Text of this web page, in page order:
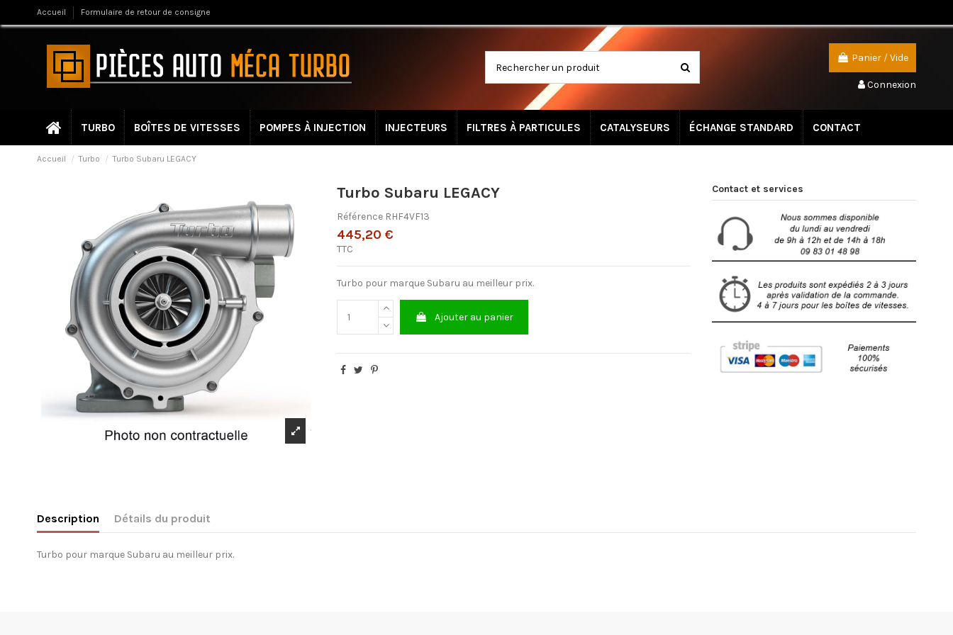
Accueil Formulaire de retour de consigne
Panier /Vide
Connexion
TURBO BOÎTES DE VITESSES POMPES À INJECTION INJECTEURS FILTRES À PARTICULES CATALYSEURS ÉCHANGE STANDARD CONTACT
Accueil Turbo Turbo Subaru LEGACY
Turbo Subaru LEGACY
Référence RHF4VF13
445,20 €
TTC
Turbo pour marque Subaru au meilleur prix.
Ajouter au panier
Contact et services
Description Détails du produit
Turbo pour marque Subaru au meilleur prix.